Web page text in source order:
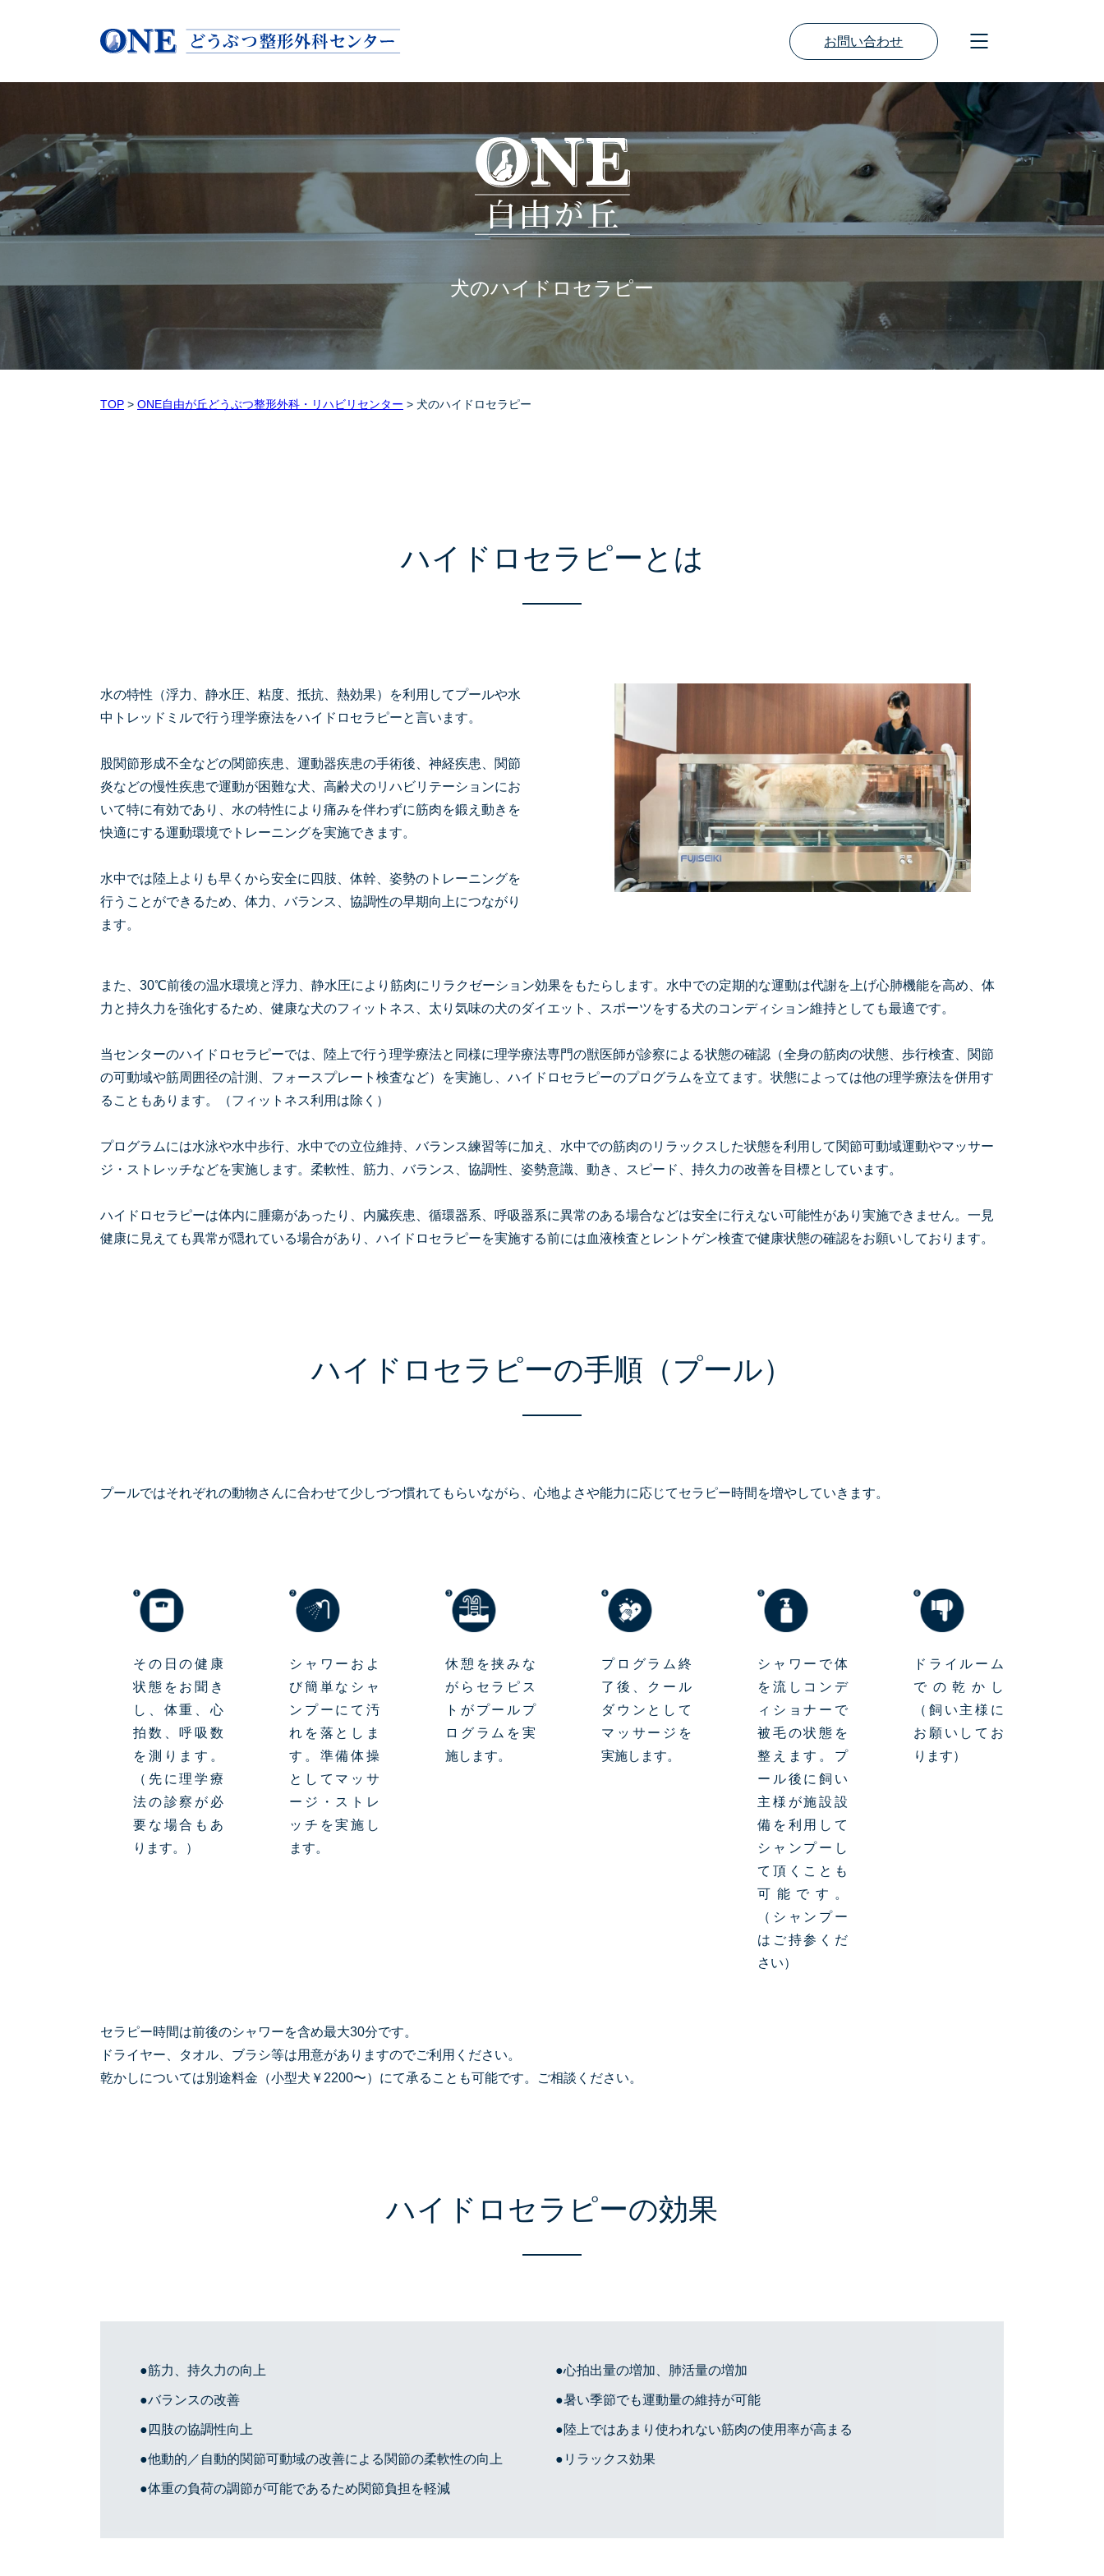
お問い合わせ
犬のハイドロセラピー
TOP > ONE自由が丘どうぶつ整形外科・リハビリセンター > 犬のハイドロセラピー
ハイドロセラピーとは
水の特性（浮力、静水圧、粘度、抵抗、熱効果）を利用してプールや水
中トレッドミルで行う理学療法をハイドロセラピーと言います。
股関節形成不全などの関節疾患、運動器疾患の手術後、神経疾患、関節
炎などの慢性疾患で運動が困難な犬、高齢犬のリハビリテーションにお
いて特に有効であり、水の特性により痛みを伴わずに筋肉を鍛え動きを
快適にする運動環境でトレーニングを実施できます。
水中では陸上よりも早くから安全に四肢、体幹、姿勢のトレーニングを
行うことができるため、体力、バランス、協調性の早期向上につながり
ます。
また、30℃前後の温水環境と浮力、静水圧により筋肉にリラクゼーション効果をもたらします。水中での定期的な運動は代謝を上げ心肺機能を高め、体
力と持久力を強化するため、健康な犬のフィットネス、太り気味の犬のダイエット、スポーツをする犬のコンディション維持としても最適です。
当センターのハイドロセラピーでは、陸上で行う理学療法と同様に理学療法専門の獣医師が診察による状態の確認（全身の筋肉の状態、歩行検査、関節
の可動域や筋周囲径の計測、フォースプレート検査など）を実施し、ハイドロセラピーのプログラムを立てます。状態によっては他の理学療法を併用す
ることもあります。（フィットネス利用は除く）
プログラムには水泳や水中歩行、水中での立位維持、バランス練習等に加え、水中での筋肉のリラックスした状態を利用して関節可動域運動やマッサー
ジ・ストレッチなどを実施します。柔軟性、筋力、バランス、協調性、姿勢意識、動き、スピード、持久力の改善を目標としています。
ハイドロセラピーは体内に腫瘍があったり、内臓疾患、循環器系、呼吸器系に異常のある場合などは安全に行えない可能性があり実施できません。一見
健康に見えても異常が隠れている場合があり、ハイドロセラピーを実施する前には血液検査とレントゲン検査で健康状態の確認をお願いしております。
ハイドロセラピーの手順（プール）
プールではそれぞれの動物さんに合わせて少しづつ慣れてもらいながら、心地よさや能力に応じてセラピー時間を増やしていきます。
その日の健康
状態をお聞き
し、体重、心
拍数、呼吸数
を測ります。
（先に理学療
法の診察が必
要な場合もあ
ります。）
シャワーおよ
び簡単なシャ
ンプーにて汚
れを落としま
す。準備体操
としてマッサ
ージ・ストレ
ッチを実施し
ます。
休憩を挟みな
がらセラピス
トがプールプ
ログラムを実
施します。
プログラム終
了後、クール
ダウンとして
マッサージを
実施します。
シャワーで体
を流しコンデ
ィショナーで
被毛の状態を
整えます。プ
ール後に飼い
主様が施設設
備を利用して
シャンプーし
て頂くことも
可能です。
（シャンプー
はご持参くだ
さい）
ドライルーム
での乾かし
（飼い主様に
お願いしてお
ります）
セラピー時間は前後のシャワーを含め最大30分です。
ドライヤー、タオル、ブラシ等は用意がありますのでご利用ください。
乾かしについては別途料金（小型犬￥2200〜）にて承ることも可能です。ご相談ください。
ハイドロセラピーの効果
筋力、持久力の向上
バランスの改善
四肢の協調性向上
他動的／自動的関節可動域の改善による関節の柔軟性の向上
体重の負荷の調節が可能であるため関節負担を軽減
心拍出量の増加、肺活量の増加
暑い季節でも運動量の維持が可能
陸上ではあまり使われない筋肉の使用率が高まる
リラックス効果